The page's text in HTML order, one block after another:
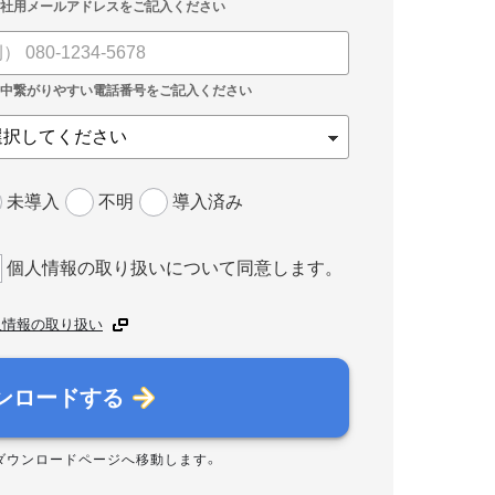
未導入 不明 導入済み
個人情報の取り扱いについて同意します。
報の取り扱い
ロードする
ウンロードページへ移動します。